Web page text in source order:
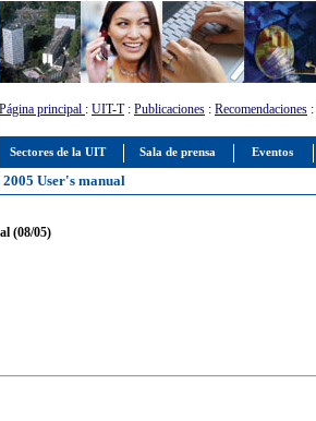
Sectores de la UIT Sala de prensa Eventos
Página principal : UIT-T: Publicaciones : Recomendaciones :
User's manual
(08/05)